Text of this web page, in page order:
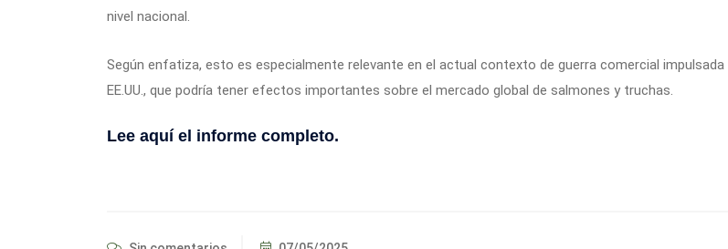
nivel nacional.
Según enfatiza, esto es especialmente relevante en el actual contexto de guerra comercial impulsada
EE.UU., que podría tener efectos importantes sobre el mercado global de salmones y truchas.
Lee aquí el informe completo.